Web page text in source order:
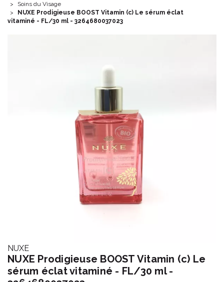
Soins du Visage
NUXE Prodigieuse BOOST Vitamin (c) Le sérum éclat
vitaminé - FL/30 ml - 3264680037023
NUXE
NUXE Prodigieuse BOOST Vitamin (c) Le
sérum éclat vitaminé - FL/30 ml -